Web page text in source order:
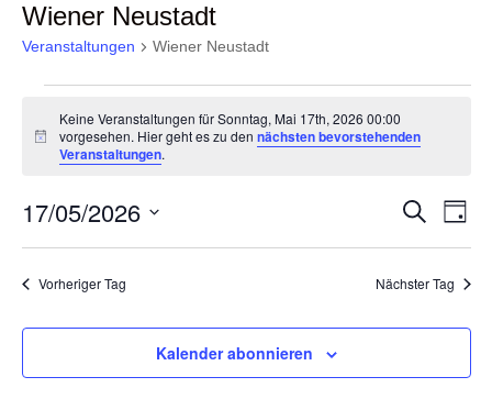
Wiener Neustadt
Veranstaltungen Wiener Neustadt
Veranstaltungen
für
Sonntag,
Mai
17th,
2026
Hinweis
Keine Veranstaltungen für Sonntag, Mai 17th, 2026 00:00
vorgesehen. Hier geht es zu dennächsten bevorstehenden
Veranstaltungen.
und
Suche
Tag
17/05/2026
Datum
wählen.
Vorheriger Tag Nächster Tag
Kalender abonnieren